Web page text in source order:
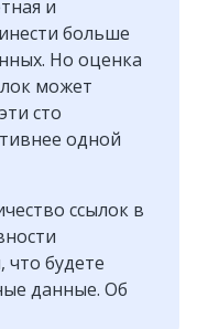
и
больше
Но оценка
может
сто
одной
ссылок в
что будете
данные. Об